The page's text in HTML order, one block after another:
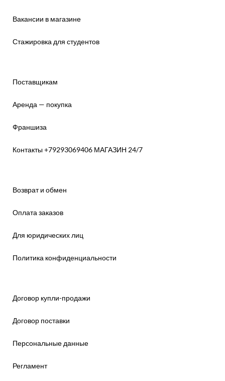
Вакансии в магазине
Стажировка для студентов
Поставщикам
Аренда — покупка
Франшиза
Контакты +79293069406 МАГАЗИН 24/7
Возврат и обмен
Оплата заказов
Для юридических лиц
Политика конфиденциальности
Договор купли-продажи
Договор поставки
Персональные данные
Регламент